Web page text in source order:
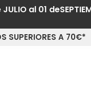
JULIO al 01
SUPERIORES A 70€*